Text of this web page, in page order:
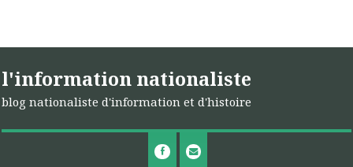
l'information nationaliste
blog nationaliste d'information et d'histoire